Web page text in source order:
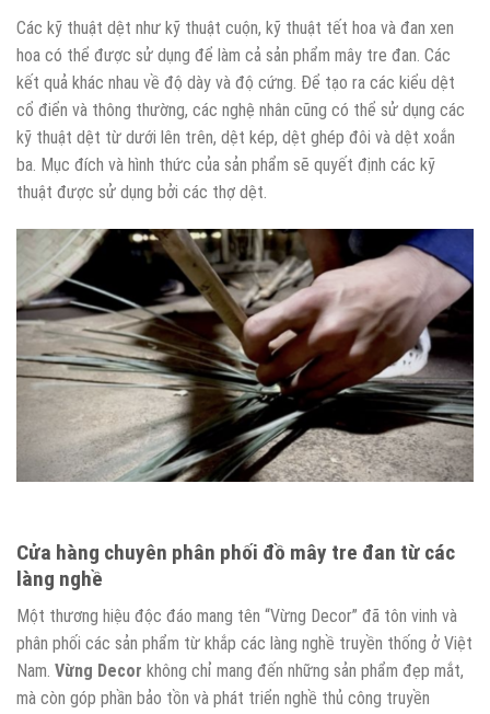
Các kỹ thuật dệt như kỹ thuật cuộn, kỹ thuật tết hoa và đan xen
hoa có thể được sử dụng để làm cả sản phẩm mây tre đan. Các
kết quả khác nhau về độ dày và độ cứng. Để tạo ra các kiểu dệt
cổ điển và thông thường, các nghệ nhân cũng có thể sử dụng các
kỹ thuật dệt từ dưới lên trên, dệt kép, dệt ghép đôi và dệt xoắn
ba. Mục đích và hình thức của sản phẩm sẽ quyết định các kỹ
thuật được sử dụng bởi các thợ dệt.
Cửa hàng chuyên phân phối đồ mây tre đan từ các
làng nghề
Một thương hiệu độc đáo mang tên “Vừng Decor” đã tôn vinh và
phân phối các sản phẩm từ khắp các làng nghề truyền thống ở Việt
Nam. Vừng Decor không chỉ mang đến những sản phẩm đẹp mắt,
mà còn góp phần bảo tồn và phát triển nghề thủ công truyền